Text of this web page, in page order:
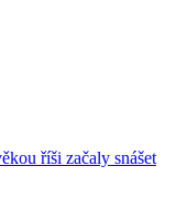
říši začaly snášet